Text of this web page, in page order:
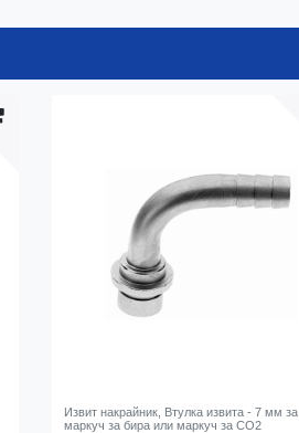
Извит накрайник, Втулка извита - 7 мм за
маркуч за бира или маркуч за CO2